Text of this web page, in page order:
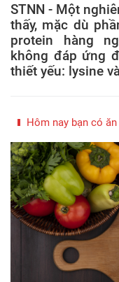
STNN - Một
thấy, mặc dù
protein hàng
không đáp ứng
thiết yếu: lysine
Hôm nay bạn có